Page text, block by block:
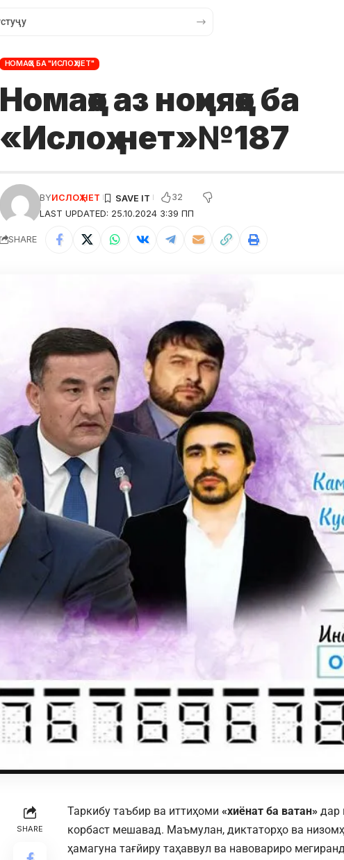
НОМАҲО БА "ИСЛОҲ.НЕТ"
Номаҳо аз ноҳияҳо ба
«Ислоҳ.нет»№187
LAST UPDATED: 25.10.2024 3:39 ПП
BYИСЛОҲ НЕТ 32
SHARE
SHARE
Таркибу таъбир ва иттиҳоми «хиёнат ба ватан» дар
корбаст мешавад. Маъмулан, диктаторҳо ва
ҳамагуна тағйиру таҳаввул ва навовариро